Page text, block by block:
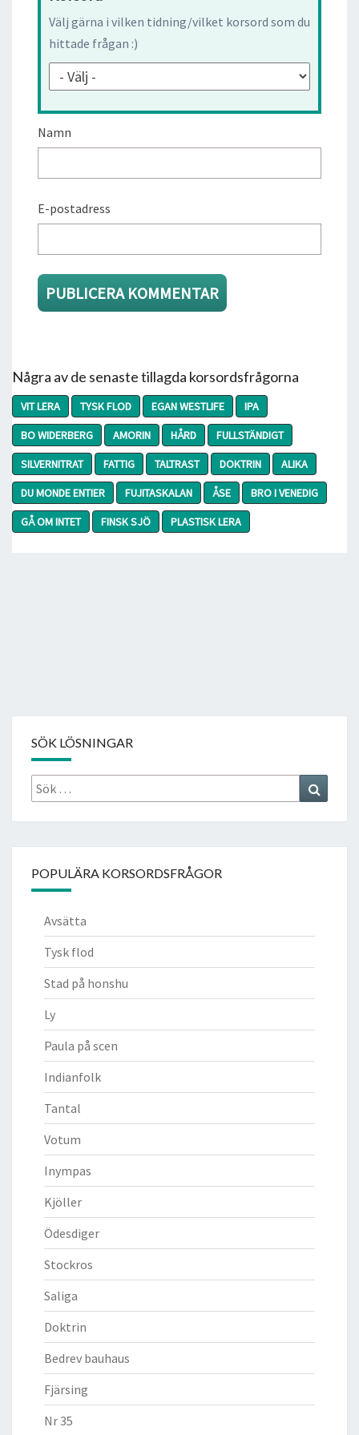
Välj gärna i vilken tidning/vilket korsord som du
hittade frågan :)
Namn
E-postadress
Några av de senaste tillagda korsordsfrågorna
VIT LERA TYSK FLOD EGAN WESTLIFE
IPA
BO WIDERBERG
AMORIN HÅRD
FULLSTÄNDIGT
SILVERNITRAT
FATTIG TALTRAST DOKTRIN
ALIKA
DU MONDE ENTIER
FUJITASKALAN ÅSE
BRO I VENEDIG
GÅ OM INTET
FINSK SJÖ PLASTISK LERA
SÖK LÖSNINGAR
Sök
efter:
POPULÄRA KORSORDSFRÅGOR
Avsätta
Tysk flod
Stad på honshu
Ly
Paula på scen
Indianfolk
Tantal
Votum
Inympas
Kjöller
Ödesdiger
Stockros
Saliga
Doktrin
Bedrev bauhaus
Fjärsing
Nr 35